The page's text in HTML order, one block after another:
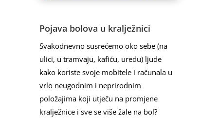
Pojava bolova u kralježnici
Svakodnevno susrećemo oko sebe (na
ulici, u tramvaju, kafiću, uredu) ljude
kako koriste svoje mobitele i računala u
vrlo neugodnim i neprirodnim
položajima koji utječu na promjene
kralježnice i sve se više žale na bol?